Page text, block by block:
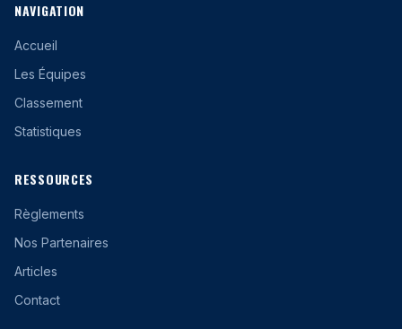
NAVIGATION
Accueil
Les Équipes
Classement
Statistiques
RESSOURCES
Règlements
Nos Partenaires
Articles
Contact